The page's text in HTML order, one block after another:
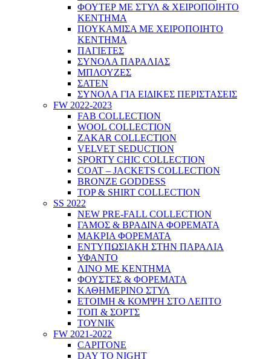
ΦΟΥΤΕΡ ΜΕ ΣΤΥΛ & ΧΕΙΡΟΠΟΙΗΤΟ
ΚΕΝΤΗΜΑ
ΠΟΥΚΑΜΙΣΑ ΜΕ ΧΕΙΡΟΠΟΙΗΤΟ
ΚΕΝΤΗΜΑ
ΠΑΓΙΕΤΕΣ
ΣΥΝΟΛΑ ΠΑΡΑΛΙΑΣ
ΜΠΛΟΥΖΕΣ
ΣΑΤΕΝ
ΣΥΝΟΛΑ ΓΙΑ ΕΙΔΙΚΕΣ ΠΕΡΙΣΤΑΣΕΙΣ
FW 2022-2023
FAB COLLECTION
WOOL COLLECTION
ZAKAR COLLECTION
VELVET SEDUCTION
SPORTY CHIC COLLECTION
COAT – JACKETS COLLECTION
BRONZE GODDESS
TOP & SHIRT COLLECTION
SS 2022
NEW PRE-FALL COLLECTION
ΓΑΜΟΣ & ΒΡΑΔΙΝΑ ΦΟΡΕΜΑΤΑ
ΜΑΚΡΙΑ ΦΟΡΕΜΑΤΑ
ΕΝΤΥΠΩΣΙΑΚΗ ΣΤΗΝ ΠΑΡΑΛΙΑ
ΥΦΑΝΤΟ
ΛΙΝΟ ΜΕ ΚΕΝΤΗΜΑ
ΦΟΥΣΤΕΣ & ΦΟΡΕΜΑΤΑ
ΚΑΘΗΜΕΡΙΝΟ ΣΤΥΛ
ΕΤΟΙΜΗ & ΚΟΜΨΗ ΣΤΟ ΛΕΠΤΟ
ΤΟΠ & ΣΟΡΤΣ
ΤΟΥΝΙΚ
FW 2021-2022
CAPITONE
DAY TO NIGHT